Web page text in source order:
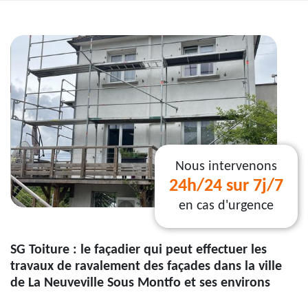
Nous intervenons
24h/24 sur 7j/7
en cas d'urgence
SG Toiture : le façadier qui peut effectuer les
travaux de ravalement des façades dans la ville
de La Neuveville Sous Montfo et ses environs